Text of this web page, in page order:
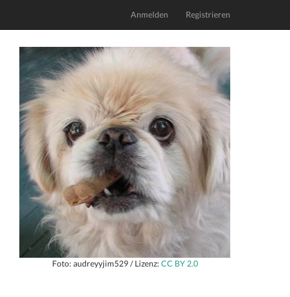
Anmelden Registrieren
Foto: audreyyjim529 / Lizenz: CC BY 2.0